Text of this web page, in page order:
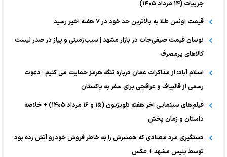
جزییات (۱۴ مرداد ۱۴۰۵)
قیمت اونس طلا به بالاترین حد خود در ۷ هفته اخیر رسید
نوسان قیمت صیفی‌جات در بازار مشهد | سیب‌زمینی و پیاز در صدر لیست
کالا‌های پرمصرف
اسلام آباد: از مذاکرات عمان درباره تنگه هرمز حمایت می کنیم | دعوت
رسمی از قالیباف و عراقچی برای سفر به پاکستان
فیلم‌های سینمایی آخر هفته تلویزیون (۱۵ و ۱۶ مرداد ۱۴۰۵) + خلاصه
داستان و زمان پخش
دستگیری مرد معتادی که همسرش را به خاطر فروش خودرو آتش زده بود
توسط پلیس مشهد + عکس